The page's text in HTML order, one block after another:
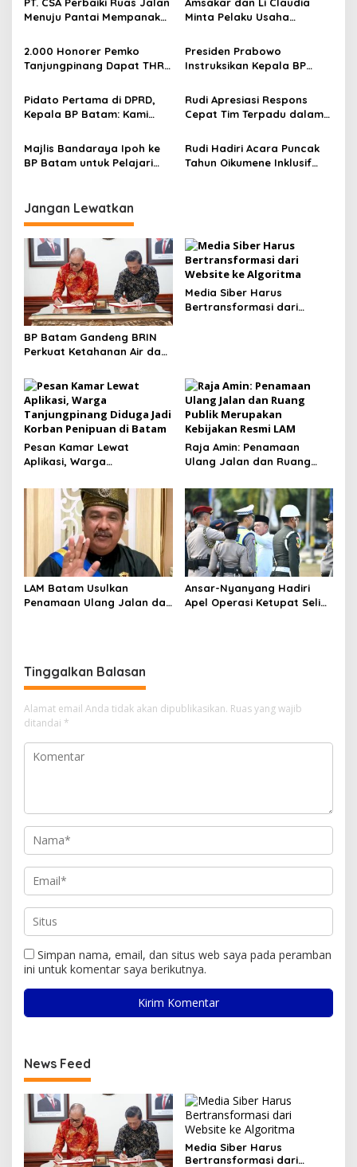
s
i
p
s
Menuju Pantai Mempanak
Pinang Apresiasi
Minta Pelaku Usaha
Pembangunan Batam
2.000 Honorer Pemko
Tanjungpinang Dapat THR,
Presiden Prabowo
Instruksikan Kepala BP
Percepat Pembangunan
Batam
Pidato Pertama di DPRD,
Kepala BP Batam: Kami
Pembangunan Batam
Rudi Apresiasi Respons
Cepat Tim Terpadu dalam
Bulan
Majlis Bandaraya Ipoh ke
BP Batam untuk Pelajari
Rudi Hadiri Acara Puncak
Tahun Oikumene Inklusif
Jangan Lewatkan
BP Batam Gandeng BRIN
Perkuat Ketahanan Air dan
Media Siber Harus
Bertransformasi dari
Pesan Kamar Lewat
Aplikasi, Warga
Korban Penipuan di Batam
Raja Amin: Penamaan
Ulang Jalan dan Ruang
Kebijakan Resmi LAM
LAM Batam Usulkan
Penamaan Ulang Jalan dan
Ansar-Nyanyang Hadiri
Apel Operasi Ketupat Seligi
Tinggalkan Balasan
Alamat email Anda tidak akan dipublikasikan. Ruas yang wajib
ditandai *
Simpan nama, email, dan situs web saya pada peramban
ini untuk komentar saya berikutnya.
News Feed
Media Siber Harus
Bertransformasi dari